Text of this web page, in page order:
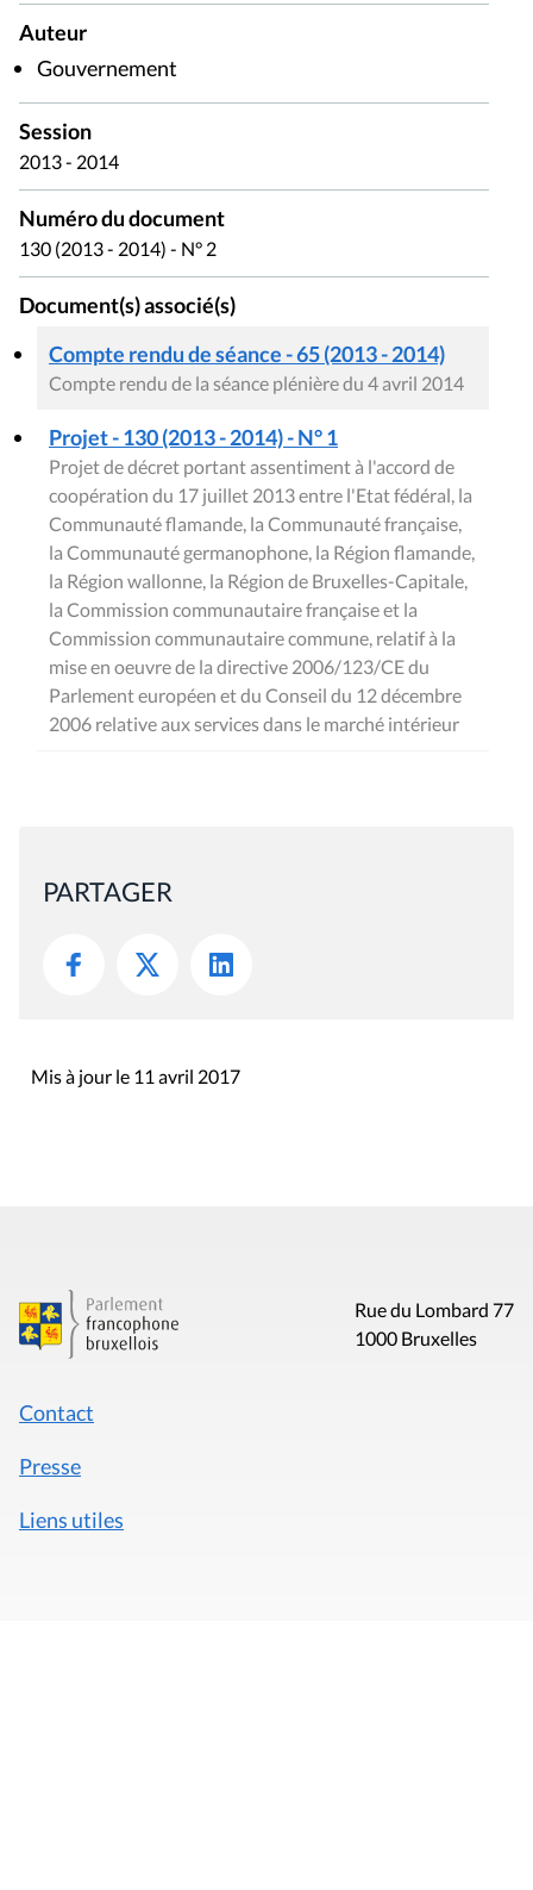
Auteur
Gouvernement
Session
2013 - 2014
Numéro du document
130 (2013 - 2014) - N° 2
Document(s) associé(s)
Compte rendu de séance - 65 (2013 - 2014)
Compte rendu de la séance plénière du 4 avril 2014
Projet - 130 (2013 - 2014) - N° 1
Projet de décret portant assentiment à l'accord de
coopération du 17 juillet 2013 entre l'Etat fédéral, la
Communauté flamande, la Communauté française,
la Communauté germanophone, la Région flamande,
la Région wallonne, la Région de Bruxelles-Capitale,
la Commission communautaire française et la
Commission communautaire commune, relatif à la
mise en oeuvre de la directive 2006/123/CE du
Parlement européen et du Conseil du 12 décembre
2006 relative aux services dans le marché intérieur
PARTAGER
Mis à jour le 11 avril 2017
Rue du Lombard 77
1000 Bruxelles
Contact
Presse
Liens utiles